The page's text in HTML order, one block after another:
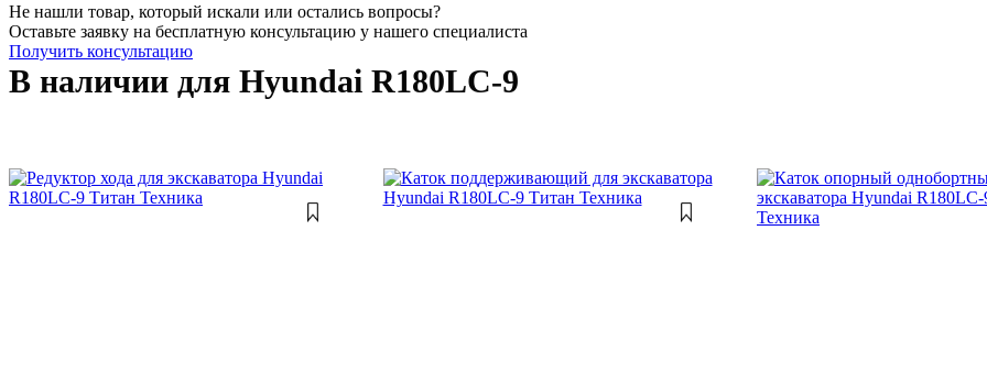
Не нашли товар, который искали или остались вопросы?
Оставьте заявку на бесплатную консультацию у нашего специалиста
Получить консультацию
В наличии для Hyundai R180LC-9